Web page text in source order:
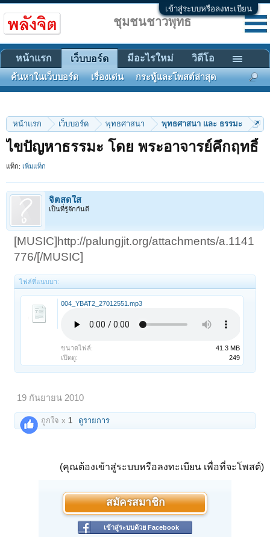
เข้าสู่ระบบหรือลงทะเบียน
หน้าแรก เว็บบอร์ด พุทธศาสนา พุทธศาสนา และ ธรรมะ
ไขปัญหาธรรมะ โดย พระอาจารย์คึกฤทธิ์
แท็ก: เพิ่มแท็ก
จิตสดใส
เป็นที่รู้จักกันดี
[MUSIC]http://palungjit.org/attachments/a.1141
776/[/MUSIC]
ไฟล์ที่แนบมา:
004_YBAT2_27012551.mp3
ขนาดไฟล์:
41.3 MB
เปิดดู:
249
19 กันยายน 2010
ถูกใจ x1 ดูรายการ
(คุณต้องเข้าสู่ระบบหรือลงทะเบียน เพื่อที่จะโพสต์)
สมัครสมาชิก
เข้าสู่ระบบด้วย Facebook
ชุมชนชาวพุทธ
หน้าแรก เว็บบอร์ด
ค้นหาในเว็บบอร์ด เรื่องเด่น กระทู้และโพสต์ล่าสุด
มีอะไรใหม่ วิดีโอ